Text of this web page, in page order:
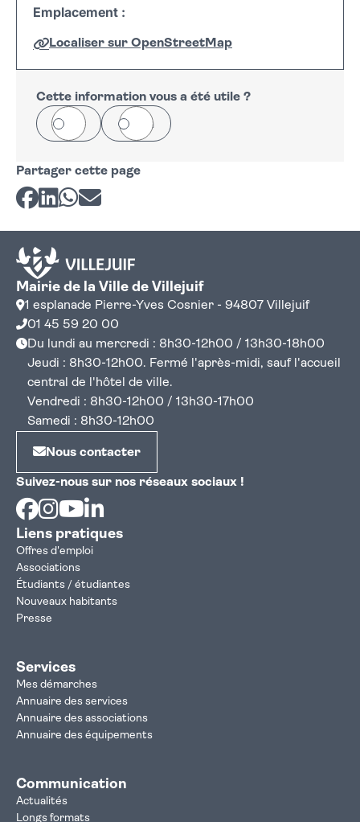
Emplacement :
Localiser sur OpenStreetMap
+
−
Leaflet
Cette information vous a été utile ?
Oui Non
Partager cette page
Partager sur Facebook
Partager sur LinkedIn
Partager sur Whatsapp
Partager par courriel
Mairie de la Ville de Villejuif
1 esplanade Pierre-Yves Cosnier - 94807 Villejuif
01 45 59 20 00
Du lundi au mercredi : 8h30-12h00 / 13h30-18h00
Jeudi : 8h30-12h00. Fermé l'après-midi, sauf l'accueil
central de l'hôtel de ville.
Vendredi : 8h30-12h00 / 13h30-17h00
Samedi : 8h30-12h00
Nous contacter
Suivez-nous sur nos réseaux sociaux !
Facebook
Instagram
Youtube
Liens pratiques
Offres d'emploi
Associations
Étudiants / étudiantes
Nouveaux habitants
Presse
Services
Mes démarches
Annuaire des services
Annuaire des associations
Annuaire des équipements
Communication
Actualités
Longs formats